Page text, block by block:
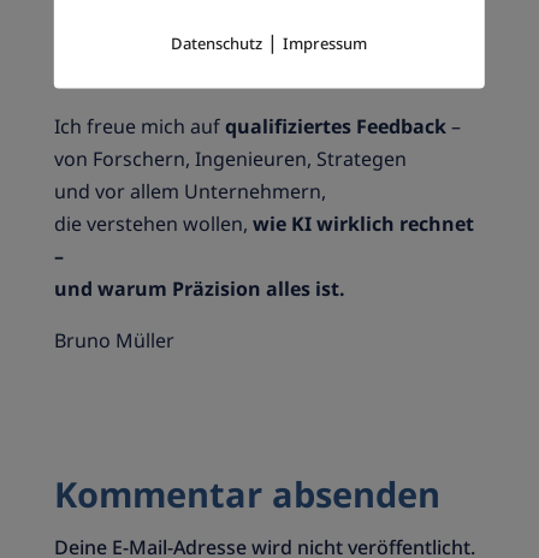
Oder ein gefährlicher Mythos,
Ich freue mich aufqualifiziertes Feedback–
von Forschern, Ingenieuren, Strategen
und vor allem Unternehmern,
die verstehen wollen, wie KI wirklich rechnet
–
und warum Präzision alles ist.
Bruno Müller
Kommentar absenden
Deine E-Mail-Adresse wird nicht veröffentlicht.
Datenschutz |Impressum